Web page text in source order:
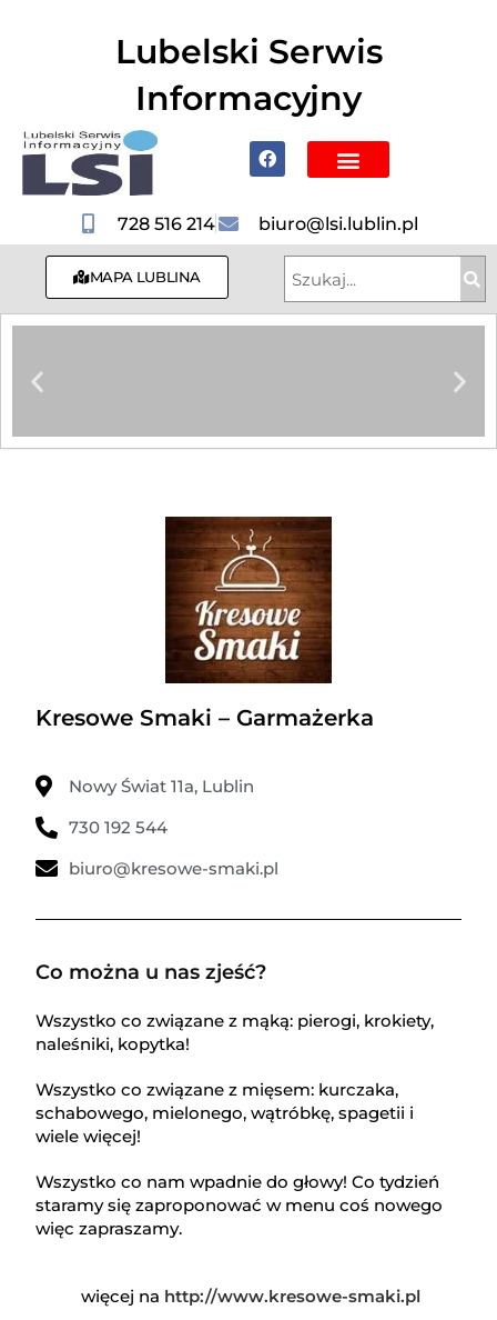
Lubelski Serwis
Informacyjny
728 516 214 biuro@lsi.lublin.pl
MAPA LUBLINA
Kresowe Smaki – Garmażerka
Nowy Świat 11a, Lublin
730 192 544
biuro@kresowe-smaki.pl
Co można u nas zjeść?
Wszystko co związane z mąką: pierogi, krokiety,
naleśniki, kopytka!
Wszystko co związane z mięsem: kurczaka,
schabowego, mielonego, wątróbkę, spagetii i
wiele więcej!
Wszystko co nam wpadnie do głowy! Co tydzień
staramy się zaproponować w menu coś nowego
więc zapraszamy.
więcej na http://www.kresowe-smaki.pl